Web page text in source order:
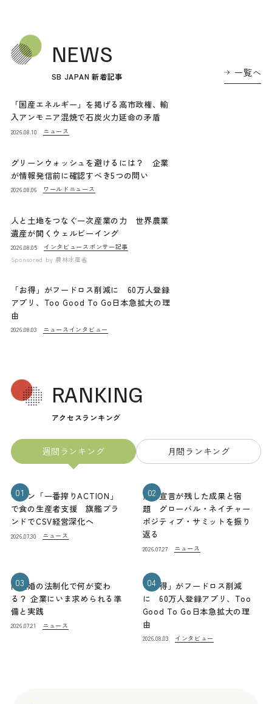
NEWS
SB JAPAN 新着記事 一覧へ
「国産エネルギー」を掲げる高市政権、輸
入アンモニア混焼で石炭火力延命の矛盾
2026.08.10 ニュース
グリーンウォッシュを避けるには？ 企業
が情報発信前に確認すべき5つの問い
2026.08.06 ワールドニュース
人と土地をつなぐ一次産業の力 世界農業
遺産が開くウェルビーイング
2026.08.05 インタビュー スポンサー記事
Sponsored by 農林水産省
「お得」がフードロス削減に 60万人登録
アプリ、Too Good To Go日本急拡大の理
由
2026.08.03 ニュース インタビュー
RANKING
アクセスランキング
週間ランキング 月間ランキング
01
キリン「一番搾りACTION」
で食の生産者支援 旗艦ブラ
ンドでCSV経営深化へ
2026.07.30 ニュース
02
熊本宣言が残した成果と宿
題 グローバル・ネイチャー
ポジティブ・サミットを振り
返る
2026.07.27 ニュース
03
同性婚の法制化で何が変わ
る？ 企業にいま求められる準
備と実践
2026.07.21 ニュース
04
「お得」がフードロス削減
に 60万人登録アプリ、Too
Good To Go日本急拡大の理
由
2026.08.03 インタビュー